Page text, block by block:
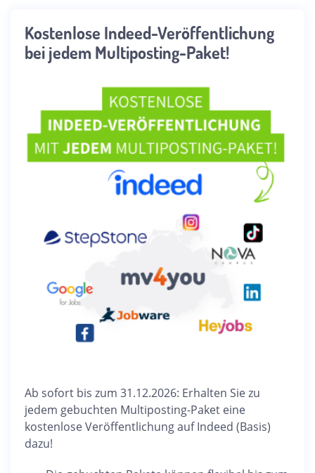
Kostenlose Indeed-Veröffentlichung
bei jedem Multiposting-Paket!
Ab sofort bis zum 31.12.2026: Erhalten Sie zu
jedem gebuchten Multiposting-Paket eine
kostenlose Veröffentlichung auf Indeed (Basis)
dazu!